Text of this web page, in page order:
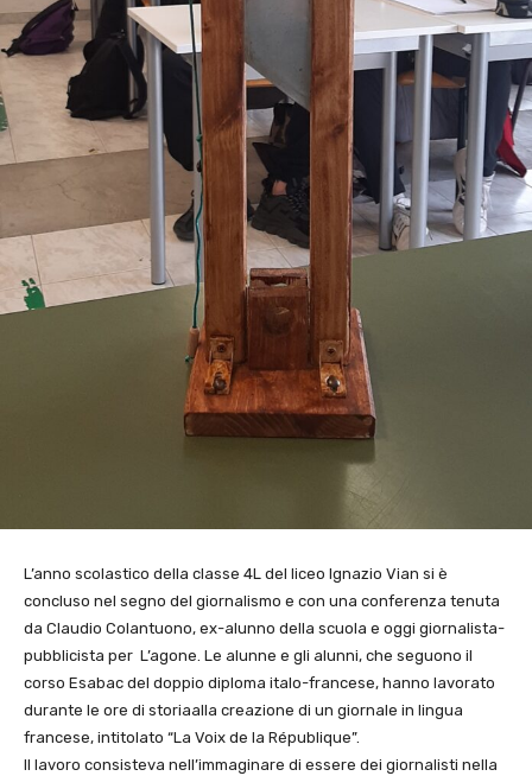
L’anno scolastico della classe 4L del liceo Ignazio Vian si è
concluso nel segno del giornalismo e con una conferenza tenuta
da Claudio Colantuono, ex-alunno della scuola e oggi giornalista-
pubblicista per L’agone. Le alunne e gli alunni, che seguono il
corso Esabac del doppio diploma italo-francese, hanno lavorato
durante le ore di storiaalla creazione di un giornale in lingua
francese, intitolato “La Voix de la République”.
Il lavoro consisteva nell’immaginare di essere dei giornalisti nella